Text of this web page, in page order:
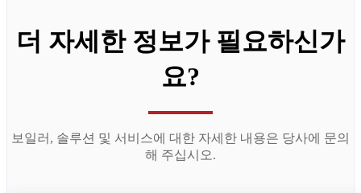
더 자세한 정보가 필요하신가
요?
보일러, 솔루션 및 서비스에 대한 자세한 내용은 당사에 문의
해 주십시오.